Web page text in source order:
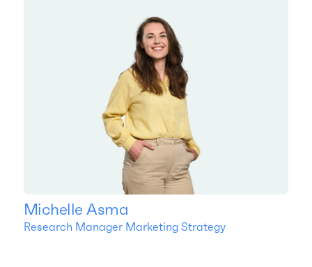
Michelle Asma
Research Manager Marketing Strategy